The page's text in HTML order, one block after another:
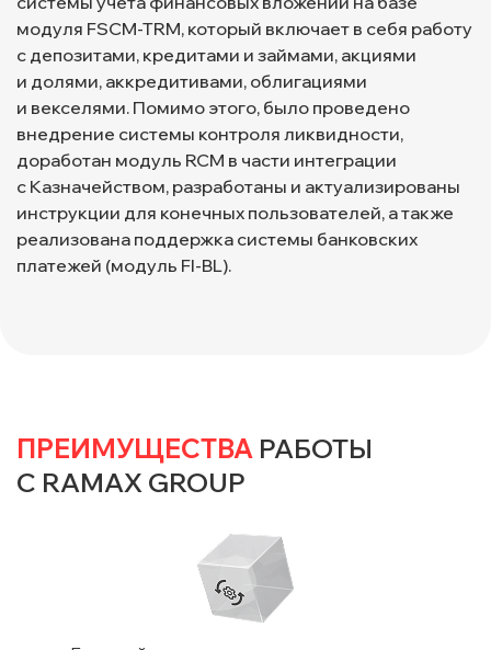
модуля FSCM-TRM, который включает в себя работу
с депозитами, кредитами и займами, акциями
и долями, аккредитивами, облигациями
и векселями. Помимо этого, было проведено
внедрение системы контроля ликвидности,
доработан модуль RCM в части интеграции
с Казначейством, разработаны и актуализированы
инструкции для конечных пользователей, а также
реализована поддержка системы банковских
платежей (модуль FI-BL).
ПРЕИМУЩЕСТВА РАБОТЫ
С RAMAX GROUP